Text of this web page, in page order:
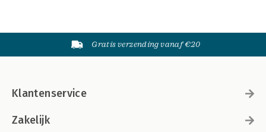
Gratis verzending vanaf €20
Klantenservice
Zakelijk